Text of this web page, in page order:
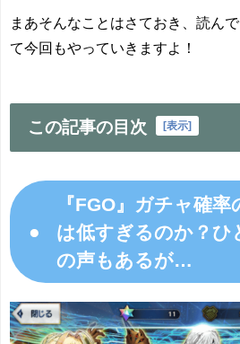
まあそんなことはさておき、読ん
て今回もやっていきますよ！
この記事の目次 [表示]
●
『FGO』ガチャ確
は低すぎるのか？ひ
の声もあるが…